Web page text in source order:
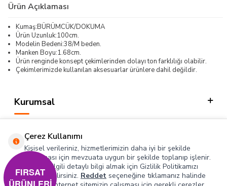
Ürün Açıklaması
Kumaş:BÜRÜMCÜK/DOKUMA
Ürün Uzunluk:100cm.
Modelin Bedeni:38/M beden.
Manken Boyu:1.68cm.
Ürün renginde konsept çekimlerinden dolayı ton farklılığı olabilir.
Çekimlerimizde kullanılan aksesuarlar ürünlere dahil değildir.
Kurumsal
Hızlı Erişim
Sosyal
Çerez Kullanımı
Kişisel verileriniz, hizmetlerimizin daha iyi bir şekilde
sunulması için mevzuata uygun bir şekilde toplanıp işlenir.
Konuyla ilgili detaylı bilgi almak için Gizlilik Politikamızı
inceleyebilirsiniz. Reddet seçeneğine tıklamanız halinde
FIRSAT
ÜRÜNLERİ